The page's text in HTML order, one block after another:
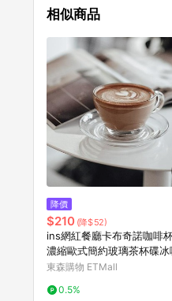
會有時間差，如顯示之商品規
點數回饋或點數回饋有爭
相似商品
降價
$210 (降$52)
ins網紅餐廳卡布奇諾咖啡
濃縮歐式簡約玻璃茶杯碟冰
杯
東森購物 ETMall
0.5%